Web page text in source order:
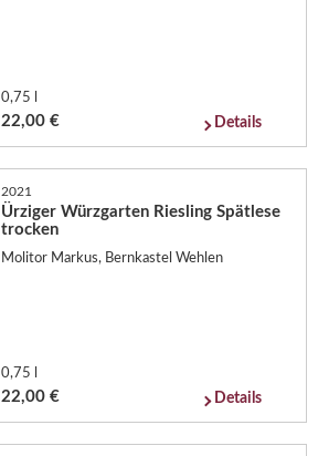
0,75 l
22,00 € Details
2021
Ürziger Würzgarten Riesling Spätlese
trocken
Molitor Markus, Bernkastel Wehlen
0,75 l
22,00 € Details